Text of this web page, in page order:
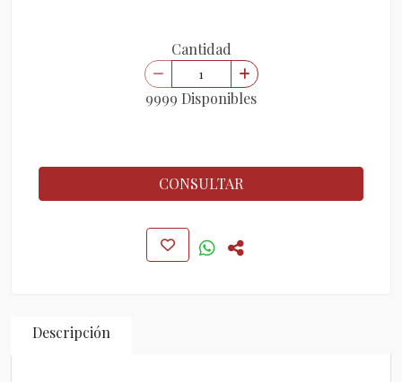
Cantidad
9999 Disponibles
CONSULTAR
Descripción